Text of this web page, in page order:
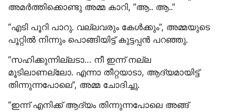
അമർത്തിക്കൊണ്ടു അമ്മ കാറി, “ആ.. ആ..”
“എടി പൂറി പാറു. വല്ലവരും കേൾക്കും”, അമ്മയുടെ
പൂറ്റിൽ നിന്നും പൊങ്ങിയിട്ട് കുട്ടപ്പൻ പറഞ്ഞു.
“സഹിക്കുന്നില്ലടാ… നീ ഇന്ന് നല്ല
മൂടിലാണല്ലോ. എന്നാ തീറ്റയാടാ, ആദ്യമായിട്ട്
തിന്നുന്നപോലെ”, അമ്മ ചോദിച്ചു.
“ഇന്ന് എനിക്ക് ആദ്യം തിന്നുന്നപോലെ അങ്ങ്